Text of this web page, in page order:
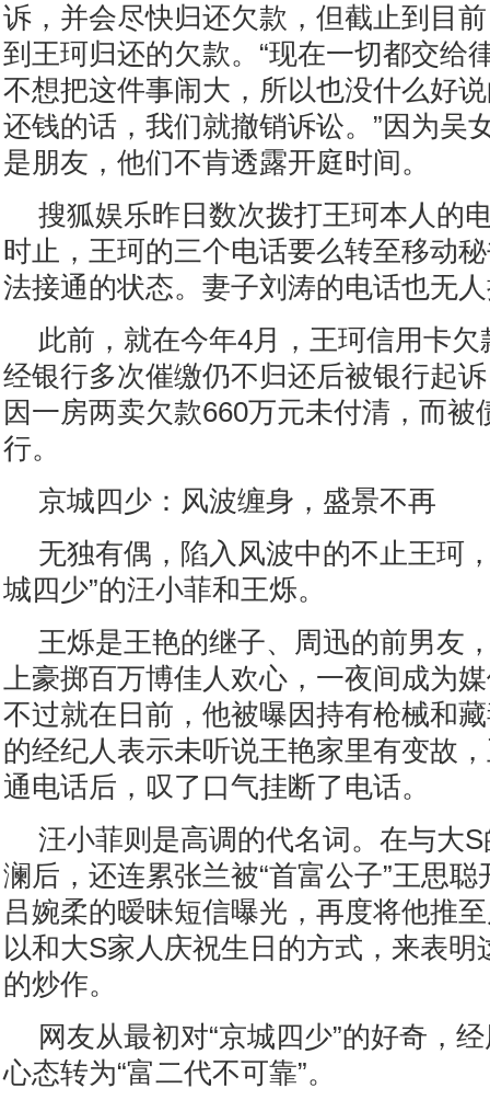
诉，并会尽快归还欠款，但截止到目
到王珂归还的欠款。“现在一切都交给
不想把这件事闹大，所以也没什么好
还钱的话，我们就撤销诉讼。”因为吴
是朋友，他们不肯透露开庭时间。
搜狐娱乐昨日数次拨打王珂本人的
时止，王珂的三个电话要么转至移动
法接通的状态。妻子刘涛的电话也无
此前，就在今年4月，王珂信用卡
经银行多次催缴仍不归还后被银行起
因一房两卖欠款660万元未付清，而被
行。
京城四少：风波缠身，盛景不再
无独有偶，陷入风波中的不止王珂
城四少”的汪小菲和王烁。
王烁是王艳的继子、周迅的前男友
上豪掷百万博佳人欢心，一夜间成为
不过就在日前，他被曝因持有枪械和
的经纪人表示未听说王艳家里有变故
通电话后，叹了口气挂断了电话。
汪小菲则是高调的代名词。在与大
澜后，还连累张兰被“首富公子”王思
吕婉柔的暧昧短信曝光，再度将他推
以和大S家人庆祝生日的方式，来表明
的炒作。
网友从最初对“京城四少”的好奇，
心态转为“富二代不可靠”。